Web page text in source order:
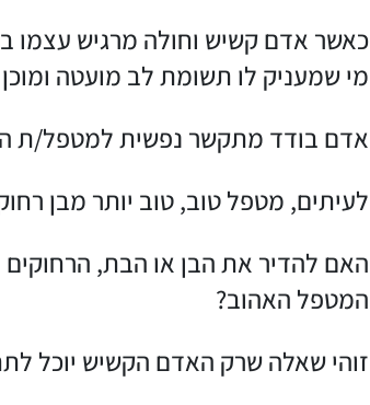
כאשר אדם קשיש וחולה מרגיש עצמו
מי שמעניק לו תשומת לב מועטה
אדם בודד מתקשר נפשית למטפל/ת
לעיתים, מטפל טוב, טוב יותר מבן
האם להדיר את הבן או הבת,
המטפל האהוב?
זוהי שאלה שרק האדם הקשיש יוכל